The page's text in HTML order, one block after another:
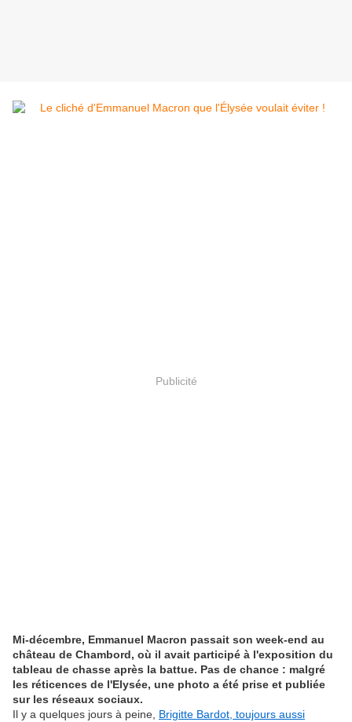
Publicité
Mi-décembre, Emmanuel Macron passait son week-end au
château de Chambord, où il avait participé à l'exposition du
tableau de chasse après la battue. Pas de chance : malgré
les réticences de l'Elysée, une photo a été prise et publiée
sur les réseaux sociaux.
Il y a quelques jours à peine, Brigitte Bardot, toujours aussi